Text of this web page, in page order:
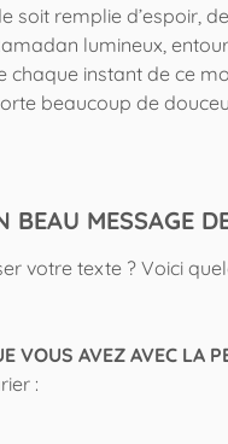
soit remplie d’espoir,
lumineux,
chaque instant de ce
beaucoup de
BEAU MESSAGE
votre texte ? Voici
VOUS AVEZ AVEC LA
: